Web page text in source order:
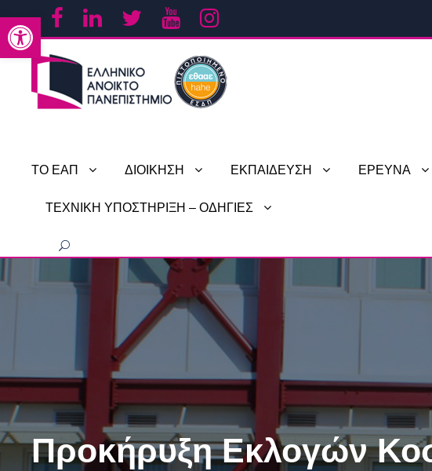
Ανοίξτε τη γραμμή εργαλείων
ΤΟ ΕΑΠ ΔΙΟΙΚΗΣΗ ΕΚΠΑΙΔΕΥΣΗ ΕΡΕΥΝΑ
ΤΕΧΝΙΚΗ ΥΠΟΣΤΗΡΙΞΗ – ΟΔΗΓΙΕΣ
Προκήρυξη Εκλογών